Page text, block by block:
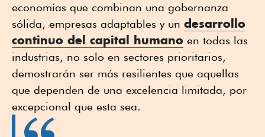
economías que combinan una gobernanza
sólida, empresas adaptables y un desarrollo
continuo del capital humano en todas las
industrias, no solo en sectores prioritarios,
demostrarán ser más resilientes que aquellas
que dependen de una excelencia limitada, por
excepcional que esta sea.